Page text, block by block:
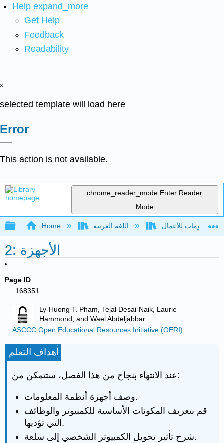
Help expand_more
Get Help
Feedback
Readability
x
selected template will load here
Error
This action is not available.
chrome_reader_mode Enter Reader
Mode
Expand/collapse global hierarchy
Home
2: الأجهزة
Page ID
168351
Ly-Huong T. Pham, Tejal Desai-Naik, Laurie
Hammond, and Wael Abdeljabbar
ASCCC Open Educational Resources Initiative (OERI)
أهداف التعلم
عند الانتهاء بنجاح من هذا الفصل، ستتمكن من:
وصف أجهزة أنظمة المعلومات.
قم بتعريف المكونات الأساسية للكمبيوتر والوظائف
التي تؤديها.
شرح تأثير تحويل الكمبيوتر الشخصي إلى سلعة.